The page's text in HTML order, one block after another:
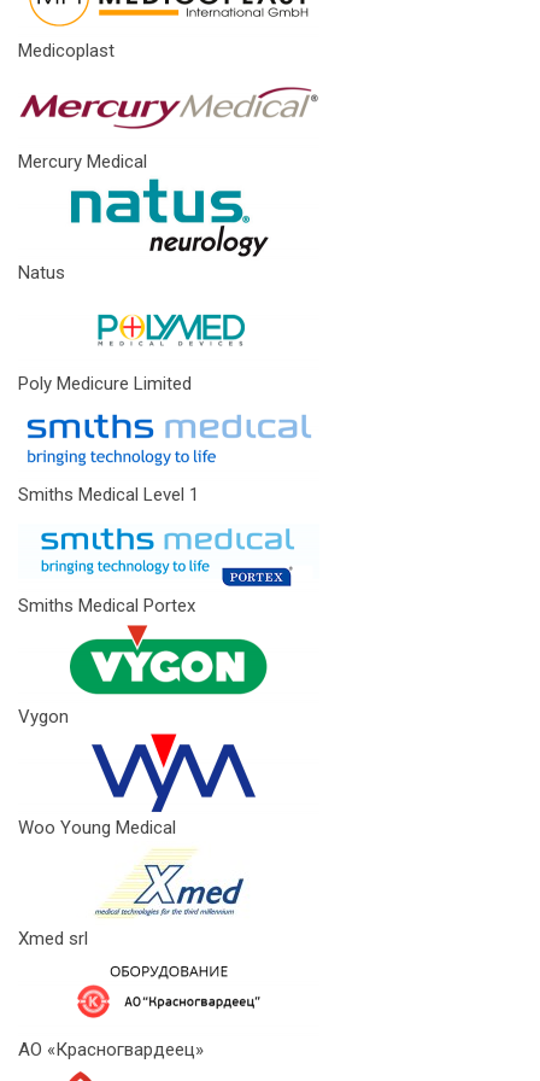
Medicoplast
Mercury Medical
Natus
Poly Medicure Limited
Smiths Medical Level 1
Smiths Medical Portex
Vygon
Woo Young Medical
Xmed srl
АО «Красногвардеец»